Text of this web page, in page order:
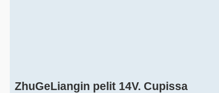
ZhuGeLiangin pelit 14V. Cupissa